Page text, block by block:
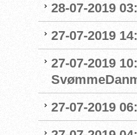
28-07-2019
27-07-2019
27-07-2019
27-07-2019